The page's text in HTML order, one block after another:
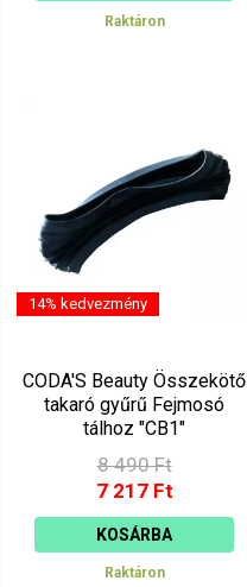
Raktáron
14% kedvezmény
CODA'S Beauty Összekötő
takaró gyűrű Fejmosó
tálhoz "CB1"
8 490 Ft
7 217 Ft
KOSÁRBA
Raktáron